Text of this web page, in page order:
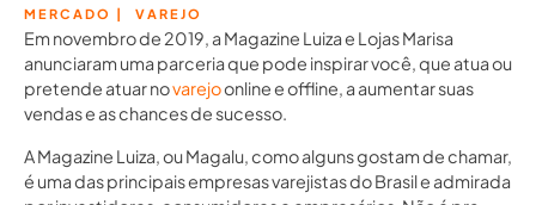
MERCADO VAREJO
Em novembro de 2019, a Magazine Luiza e Lojas Marisa
anunciaram uma parceria que pode inspirar você, que atua ou
pretende atuar novarejoonline e offline, a aumentar suas
vendas e as chances de sucesso.
A Magazine Luiza, ou Magalu, como alguns gostam de chamar,
é uma das principais empresas varejistas do Brasil e admirada